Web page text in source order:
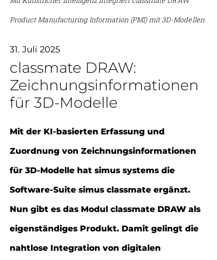
Product Manufacturing Information (PMI) mit 3D-Modellen
31. Juli 2025
classmate DRAW:
Zeichnungsinformationen
für 3D-Modelle
Mit der KI-basierten Erfassung und
Zuordnung von Zeichnungsinformationen
für 3D-Modelle hat simus systems die
Software-Suite simus classmate ergänzt.
Nun gibt es das Modul classmate DRAW als
eigenständiges Produkt. Damit gelingt die
nahtlose Integration von digitalen